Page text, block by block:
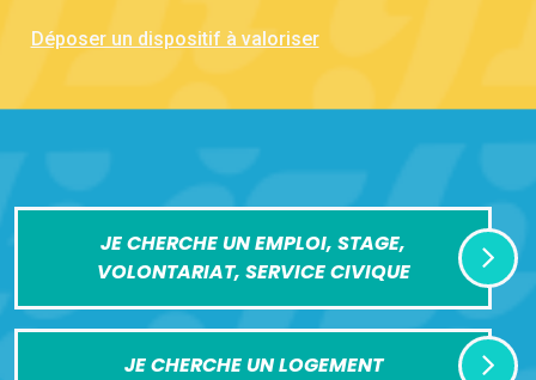
Déposer un dispositif à valoriser
JE CHERCHE UN EMPLOI, STAGE,
VOLONTARIAT, SERVICE CIVIQUE
JE CHERCHE UN LOGEMENT